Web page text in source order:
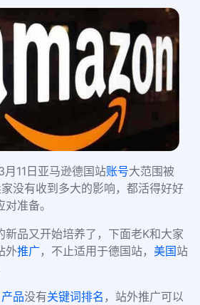
月 11 日亚马逊德国站账号大范围被
没有收到多大的影响，都活得好好
准备。
新品又开始培养了，下面老K和大家
外推广 ，不止适用于德国站， 美国站
产品没有关键词排名 ，站外推广可以